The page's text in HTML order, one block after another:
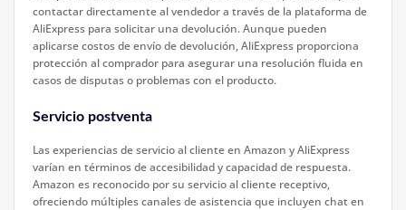
contactar directamente al vendedor a través de la plataforma de
AliExpress para solicitar una devolución. Aunque pueden
aplicarse costos de envío de devolución, AliExpress proporciona
protección al comprador para asegurar una resolución fluida en
casos de disputas o problemas con el producto.
Servicio postventa
Las experiencias de servicio al cliente en Amazon y AliExpress
varían en términos de accesibilidad y capacidad de respuesta.
Amazon es reconocido por su servicio al cliente receptivo,
ofreciendo múltiples canales de asistencia que incluyen chat en